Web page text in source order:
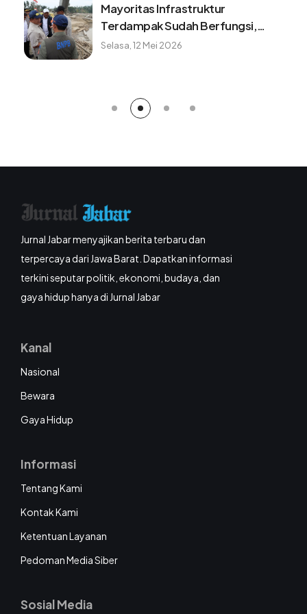
Waspada! 7 kebiasaan ini dapat
buat baterai ponsel cepat rusak
Sabtu, 8 Agustus 2026
Jurnal Jabar menyajikan berita terbaru dan
terpercaya dari Jawa Barat. Dapatkan informasi
terkini seputar politik, ekonomi, budaya, dan
gaya hidup hanya di Jurnal Jabar
Kanal
Nasional
Bewara
Gaya Hidup
Informasi
Tentang Kami
Kontak Kami
Ketentuan Layanan
Pedoman Media Siber
Sosial Media